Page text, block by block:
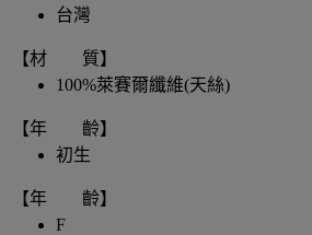
台灣
【材 質】
100%萊賽爾纖維(天絲)
【年 齡】
初生
【年 齡】
F